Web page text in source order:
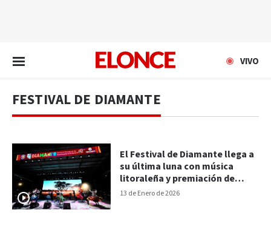
VIVO
FESTIVAL DE DIAMANTE
13 de Enero de 2026
El Festival de Diamante llega a
su última luna con música
litoraleña y premiación de
jinetes